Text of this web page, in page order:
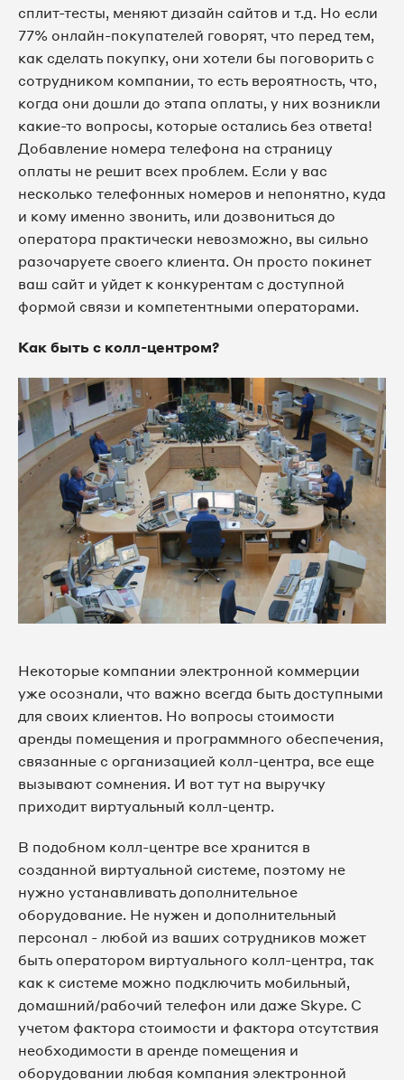
сплит-тесты, меняют дизайн сайтов и т.д. Но если
77% онлайн-покупателей говорят, что перед тем,
как сделать покупку, они хотели бы поговорить с
сотрудником компании, то есть вероятность, что,
когда они дошли до этапа оплаты, у них возникли
какие-то вопросы, которые остались без ответа!
Добавление номера телефона на страницу
оплаты не решит всех проблем. Если у вас
несколько телефонных номеров и непонятно, куда
и кому именно звонить, или дозвониться до
оператора практически невозможно, вы сильно
разочаруете своего клиента. Он просто покинет
ваш сайт и уйдет к конкурентам с доступной
формой связи и компетентными операторами.
Как быть с колл-центром?
Некоторые компании электронной коммерции
уже осознали, что важно всегда быть доступными
для своих клиентов. Но вопросы стоимости
аренды помещения и программного обеспечения,
связанные с организацией колл-центра, все еще
вызывают сомнения. И вот тут на выручку
приходит виртуальный колл-центр.
В подобном колл-центре все хранится в
созданной виртуальной системе, поэтому не
нужно устанавливать дополнительное
оборудование. Не нужен и дополнительный
персонал - любой из ваших сотрудников может
быть оператором виртуального колл-центра, так
как к системе можно подключить мобильный,
домашний/рабочий телефон или даже Skype. С
учетом фактора стоимости и фактора отсутствия
необходимости в аренде помещения и
оборудовании любая компания электронной